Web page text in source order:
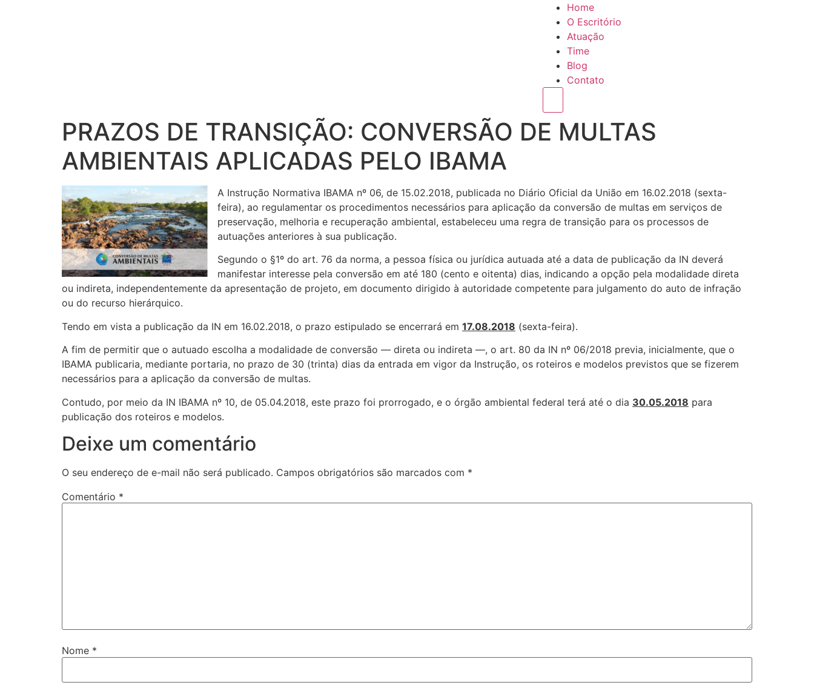
Home
O Escritório
Atuação
Time
Blog
Contato
PRAZOS DE TRANSIÇÃO: CONVERSÃO DE MULTAS
AMBIENTAIS APLICADAS PELO IBAMA
A Instrução Normativa IBAMA nº 06, de 15.02.2018, publicada no Diário Oficial da União em 16.02.2018 (sexta-
feira), ao regulamentar os procedimentos necessários para aplicação da conversão de multas em serviços de
preservação, melhoria e recuperação ambiental, estabeleceu uma regra de transição para os processos de
autuações anteriores à sua publicação.
Segundo o §1º do art. 76 da norma, a pessoa física ou jurídica autuada até a data de publicação da IN deverá
manifestar interesse pela conversão em até 180 (cento e oitenta) dias, indicando a opção pela modalidade direta
ou indireta, independentemente da apresentação de projeto, em documento dirigido à autoridade competente para julgamento do auto de infração
ou do recurso hierárquico.
Tendo em vista a publicação da IN em 16.02.2018, o prazo estipulado se encerrará em 17.08.2018 (sexta-feira).
A fim de permitir que o autuado escolha a modalidade de conversão — direta ou indireta —, o art. 80 da IN nº 06/2018 previa, inicialmente, que o
IBAMA publicaria, mediante portaria, no prazo de 30 (trinta) dias da entrada em vigor da Instrução, os roteiros e modelos previstos que se fizerem
necessários para a aplicação da conversão de multas.
Contudo, por meio da IN IBAMA nº 10, de 05.04.2018, este prazo foi prorrogado, e o órgão ambiental federal terá até o dia 30.05.2018 para
publicação dos roteiros e modelos.
Deixe um comentário
O seu endereço de e-mail não será publicado. Campos obrigatórios são marcados com *
Comentário *
Nome *